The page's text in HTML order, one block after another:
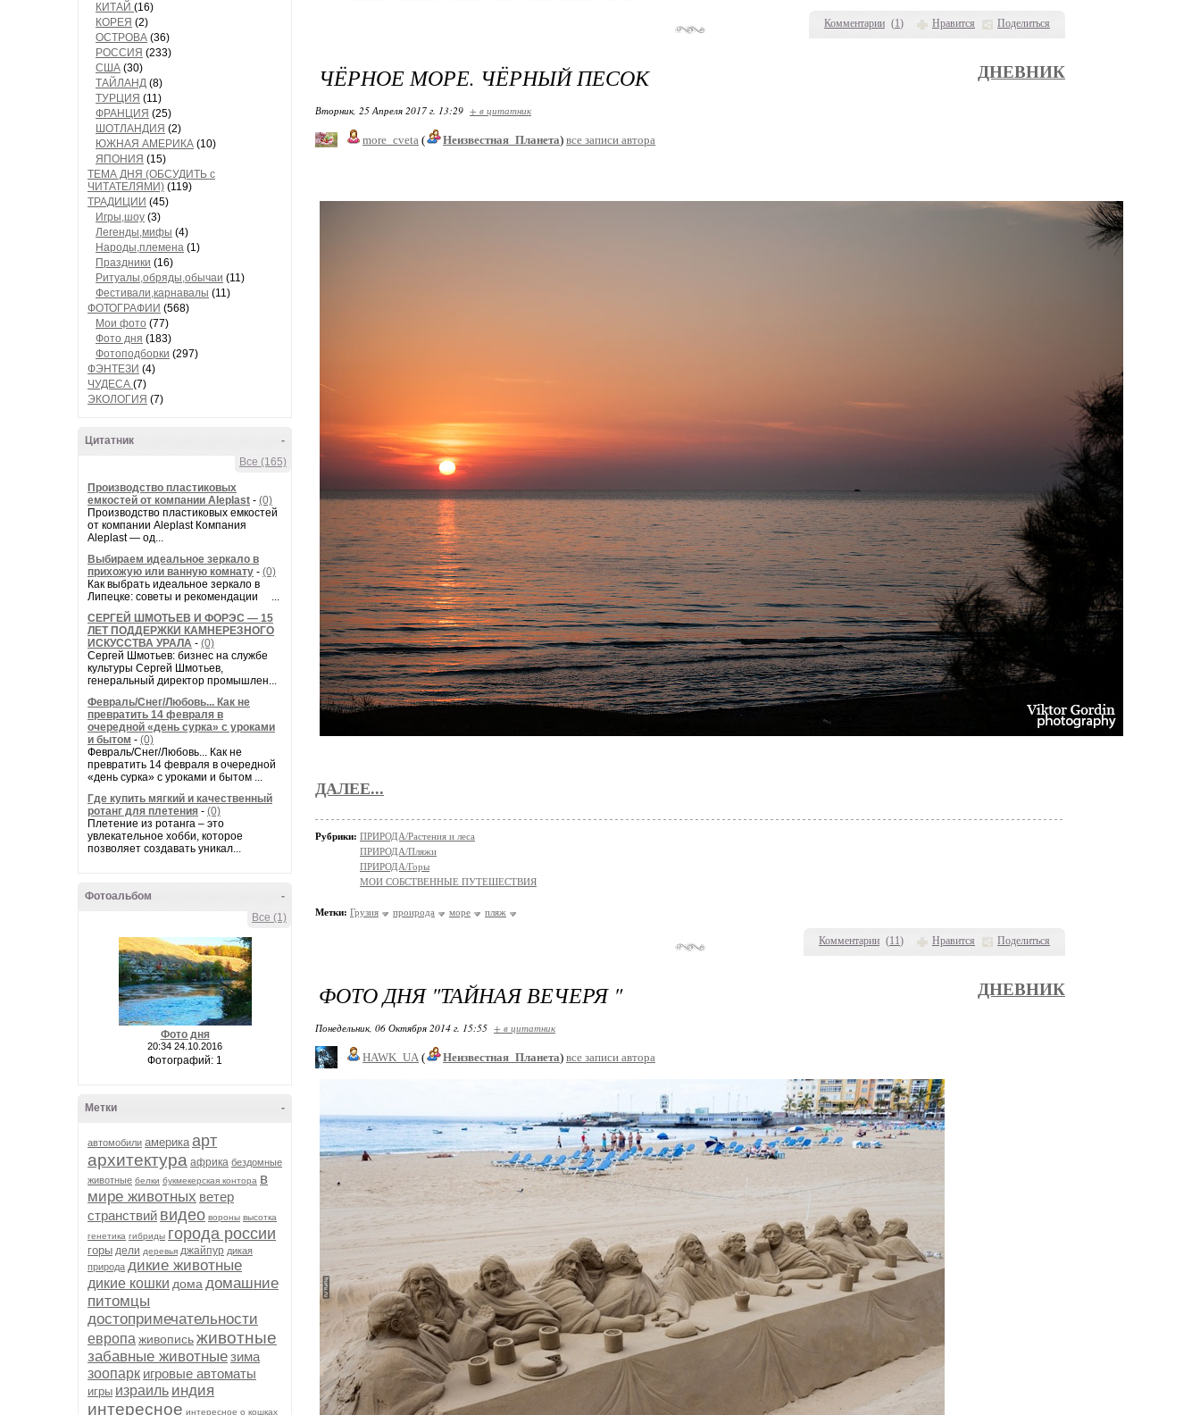
КИТАЙ (16)
КОРЕЯ (2)
ОСТРОВА (36)
РОССИЯ (233)
США (30)
ТАЙЛАНД (8)
ТУРЦИЯ (11)
ФРАНЦИЯ (25)
ШОТЛАНДИЯ (2)
ЮЖНАЯ АМЕРИКА (10)
ЯПОНИЯ (15)
ТЕМА ДНЯ (ОБСУДИТЬ с
ЧИТАТЕЛЯМИ) (119)
ТРАДИЦИИ (45)
Игры,шоу (3)
Легенды,мифы (4)
Народы,племена (1)
Праздники (16)
Ритуалы,обряды,обычаи (11)
Фестивали,карнавалы (11)
ФОТОГРАФИИ (568)
Мои фото (77)
Фото дня (183)
Фотоподборки (297)
ФЭНТЕЗИ (4)
ЧУДЕСА (7)
ЭКОЛОГИЯ (7)
-
Цитатник
Все (165)
Производство пластиковых
емкостей от компании Aleplast - (0)
Производство пластиковых емкостей
от компании Aleplast Компания
Aleplast — од...
Выбираем идеальное зеркало в
прихожую или ванную комнату - (0)
Как выбрать идеальное зеркало в
Липецке: советы и рекомендации ...
СЕРГЕЙ ШМОТЬЕВ И ФОРЭС — 15
ЛЕТ ПОДДЕРЖКИ КАМНЕРЕЗНОГО
ИСКУССТВА УРАЛА - (0)
Сергей Шмотьев: бизнес на службе
культуры Сергей Шмотьев,
генеральный директор промышлен...
Февраль/Снег/Любовь... Как не
превратить 14 февраля в
очередной «день сурка» с уроками
и бытом - (0)
Февраль/Снег/Любовь... Как не
превратить 14 февраля в очередной
«день сурка» с уроками и бытом ...
Где купить мягкий и качественный
ротанг для плетения - (0)
Плетение из ротанга – это
увлекательное хобби, которое
позволяет создавать уникал...
-
Фотоальбом
Все (1)
Фото дня
20:34 24.10.2016
Фотографий: 1
-
Метки
автомобили америка арт
архитектура африка бездомные
животные белки букмекерская контора в
мире животных ветер
странствий видео вороны высотка
генетика гибриды города россии
горы дели деревья джайпур дикая
природа дикие животные
дикие кошки дома домашние
питомцы
достопримечательности
европа живописьживотные
забавные животныезима
зоопарк игровые автоматы
игры израиль индия
интересное интересное о кошках
Комментарии (1) Нравится Поделиться
Комментарии (11) Нравится Поделиться
ЧЁРНОЕ МОРЕ. ЧЁРНЫЙ ПЕСОК ДНЕВНИК
Вторник, 25 Апреля 2017 г. 13:29 + в цитатник
more_cveta ( Неизвестная_Планета) все записи автора
ДАЛЕЕ...
Рубрики: ПРИРОДА/Растения и леса
ПРИРОДА/Пляжи
ПРИРОДА/Горы
МОИ СОБСТВЕННЫЕ ПУТЕШЕСТВИЯ
Метки: Грузия проирода море пляж
ФОТО ДНЯ "ТАЙНАЯ ВЕЧЕРЯ " ДНЕВНИК
Понедельник, 06 Октября 2014 г. 15:55 + в цитатник
HAWK_UA ( Неизвестная_Планета) все записи автора